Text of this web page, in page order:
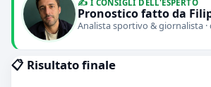
✍️ I CONSIGLI DELL'ESPERTO
Pronostico fatto da
Analista sportivo & giornalista
📋 Risultato finale